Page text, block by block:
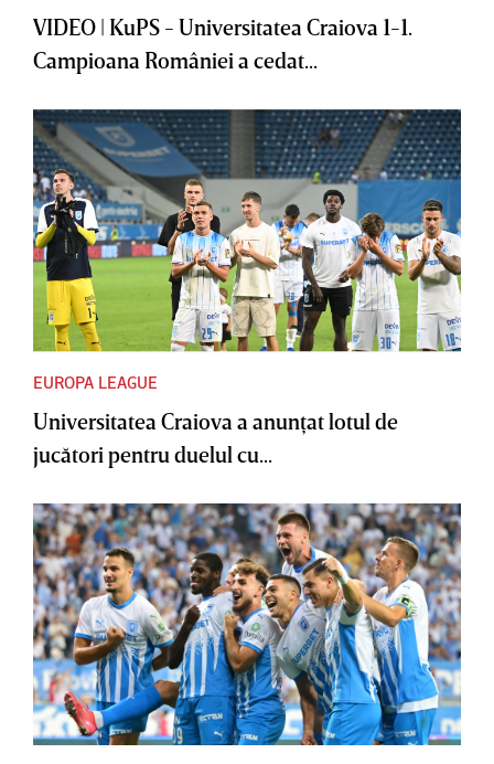
VIDEO | KuPS - Universitatea Craiova 1-1.
Campioana României a cedat...
EUROPA LEAGUE
Universitatea Craiova a anunţat lotul de
jucători pentru duelul cu...